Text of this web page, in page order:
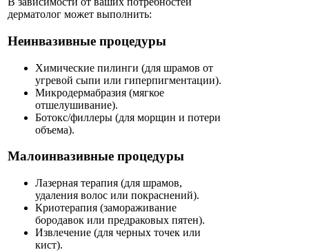
дерматолог может выполнить:
Неинвазивные процедуры
Химические пилинги (для шрамов от
угревой сыпи или гиперпигментации).
Микродермабразия (мягкое
отшелушивание).
Ботокс/филлеры (для морщин и потери
объема).
Малоинвазивные процедуры
Лазерная терапия (для шрамов,
удаления волос или покраснений).
Криотерапия (замораживание
бородавок или предраковых пятен).
Извлечение (для черных точек или
кист).